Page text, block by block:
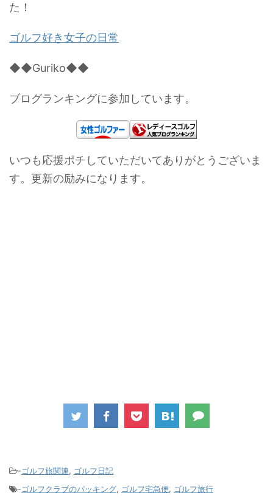
た！
ゴルフ好き女子の日常
◆◆Guriko◆◆
ブログランキングに参加しています。
いつも応援ポチしていただいてありがとうございま
す。更新の励みになります。
-ゴルフ旅関連, ゴルフ日記
-ゴルフクラブのパッキング, ゴルフ宅急便, ゴルフ旅行